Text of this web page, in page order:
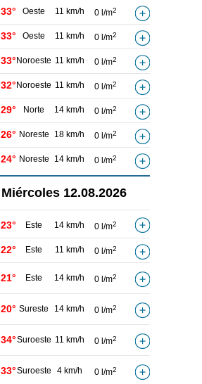
33° Oeste 11 km/h 0 l/m2
33° Oeste 11 km/h 0 l/m2
33° Noroeste 11 km/h 0 l/m2
32° Noroeste 11 km/h 0 l/m2
29° Norte 14 km/h 0 l/m2
26° Noreste 18 km/h 0 l/m2
24° Noreste 14 km/h 0 l/m2
Miércoles 12.08.2026
23° Este 14 km/h 0 l/m2
22° Este 11 km/h 0 l/m2
21° Este 14 km/h 0 l/m2
20° Sureste 14 km/h 0 l/m2
34°Suroeste 11 km/h 0 l/m2
33°Suroeste 4 km/h 0 l/m2